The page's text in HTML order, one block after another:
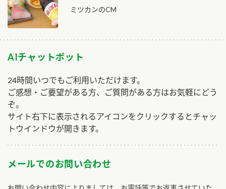
ミツカンのCM
AIチャットボット
24時間いつでもご利用いただけます。
ご感想・ご要望がある方、ご質問がある方はお気軽にどう
ぞ。
サイト右下に表示されるアイコンをクリックするとチャッ
トウインドウが開きます。
メールでのお問い合わせ